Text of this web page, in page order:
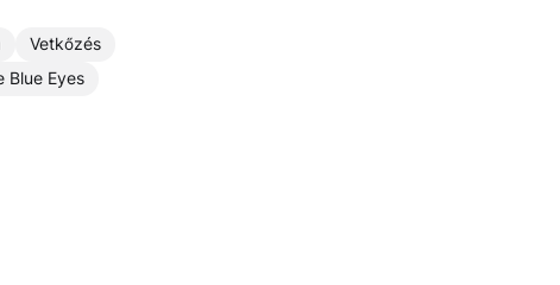
Vetkőzés
Blue Eyes